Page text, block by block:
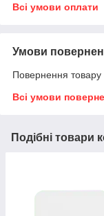
Всі умови оплати
Умови
Повернення товару
Всі умови
Подібні товари